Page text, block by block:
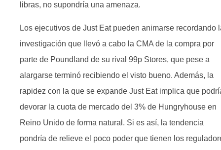
libras, no supondría una amenaza.
Los ejecutivos de Just Eat pueden animarse recordando
investigación que llevó a cabo la CMA de la compra por
parte de Poundland de su rival 99p Stores, que pese a
alargarse terminó recibiendo el visto bueno. Además, la
rapidez con la que se expande Just Eat implica que
devorar la cuota de mercado del 3% de Hungryhouse en
Reino Unido de forma natural. Si es así, la tendencia
pondría de relieve el poco poder que tienen los